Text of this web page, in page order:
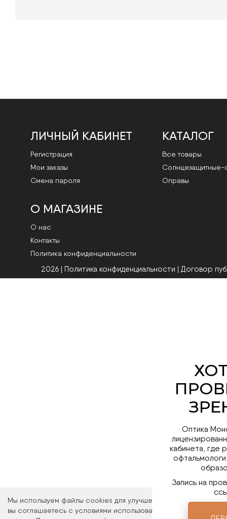
Мы используем файлы cookies для улучшения работы сайта.
вы соглашаетесь с условиями использования файлов cookies.
ЛИЧНЫЙ КАБИНЕТ
Регистрация
Мои заказы
Смена пароля
КАТАЛОГ
Все товары
Cолнцезащитные-
Оправы
О МАГАЗИНЕ
О нас
Контакты
Политика конфиденциальности
2026 | Политика конфиденциальности | Договор
Оптика
кабинета, где
Запись на